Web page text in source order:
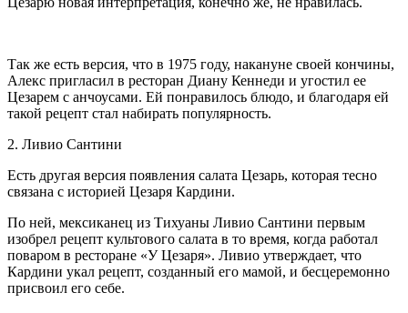
Так же есть версия, что в 1975 году, накануне своей кончины,
Алекс пригласил в ресторан Диану Кеннеди и угостил ее
Цезарем с анчоусами. Ей понравилось блюдо, и благодаря ей
такой рецепт стал набирать популярность.
2. Ливио Сантини
Есть другая версия появления салата Цезарь, которая тесно
связана с историей Цезаря Кардини.
По ней, мексиканец из Тихуаны Ливио Сантини первым
изобрел рецепт культового салата в то время, когда работал
поваром в ресторане «У Цезаря». Ливио утверждает, что
Кардини укал рецепт, созданный его мамой, и бесцеремонно
присвоил его себе.